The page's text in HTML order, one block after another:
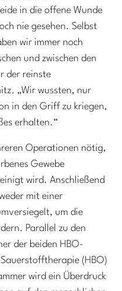
in die offene Wunde
nie gesehen. Selbst
wir immer noch
und zwischen den
der reinste
„Wir wussten, nur
in den Griff zu kriegen,
erhalten.“
Operationen nötig,
Gewebe
wird. Anschließend
mit einer
um die
Parallel zu den
der beiden HBO-
(HBO)
wird ein Überdruck